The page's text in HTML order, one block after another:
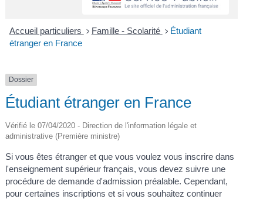
Accueil particuliers > Famille - Scolarité > Étudiant
étranger en France
Dossier
Étudiant étranger en France
Vérifié le 07/04/2020 - Direction de l'information légale et
administrative (Première ministre)
Si vous êtes étranger et que vous voulez vous inscrire dans
l'enseignement supérieur français, vous devez suivre une
procédure de demande d'admission préalable. Cependant,
pour certaines inscriptions et si vous souhaitez continuer